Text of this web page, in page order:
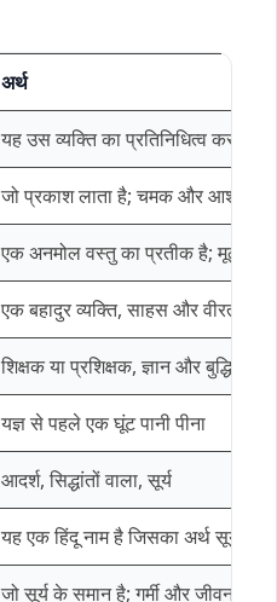
अर्थ
यह उस व्यक्ति का प्रतिनिधित्व
जो प्रकाश लाता है; चमक और आशा का
एक अनमोल वस्तु का प्रतीक है; मूल्य और
एक बहादुर व्यक्ति, साहस और वीरता का
शिक्षक या प्रशिक्षक, ज्ञान और बुद्धि का
यज्ञ से पहले एक घूंट पानी पीना
आदर्श, सिद्धांतों वाला, सूर्य
यह एक हिंदू नाम है जिसका अर्थ सूर्य है
जो सूर्य के समान है; गर्मी और जीवन